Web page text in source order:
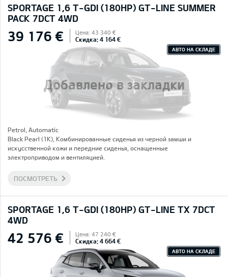
SPORTAGE 1,6 T-GDI (180HP) GT-LINE SUMMER
PACK 7DCT 4WD
Добавлено в закладки
39 176 € Цена: 43 340 €
Скидка: 4 164 €
АВТО НА СКЛАДЕ
Petrol, Automatic
Black Pearl (1K), Комбинированные сиденья из черной замши и
искусственной кожи и передние сиденья, оснащенные
электроприводом и вентиляцией.
ПОСМОТРЕТЬ
SPORTAGE 1,6 T-GDI (180HP) GT-LINE TX 7DCT
4WD
42 576 € Цена: 47 240 €
Скидка: 4 664 €
АВТО НА СКЛАДЕ